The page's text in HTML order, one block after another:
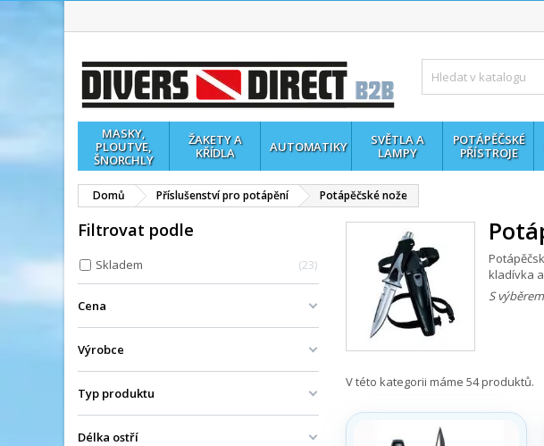
MASKY,
PLOUTVE,
ŠNORCHLY
ŽAKETY A
KŘÍDLA
AUTOMATIKY
SVĚTLA A
LAMPY
POTÁPĚČSKÉ
PŘÍSTROJE
Domů Příslušenství pro potápění Potápěčské nože
Filtrovat podle
Skladem 23
Cena
Výrobce
Typ produktu
Délka ostří
kladívka
S
V této kategorii máme 54 produktů.